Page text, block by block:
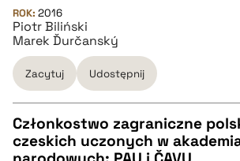
pobierz cytat
BIBTEX
pobierz cytat
ROK: 2016
Piotr Biliński
Marek Ďurčanský
Zacytuj Udostępnij
CZYSTY TEKST
Członkostwo zagraniczne
czeskich uczonych w